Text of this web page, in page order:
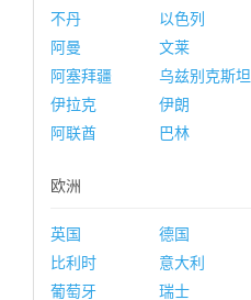
不丹
以色列
阿曼
文莱
阿塞拜疆
乌兹别克斯坦
伊拉克
伊朗
阿联酋
巴林
欧洲
英国 德国
比利时
意大利
葡萄牙
瑞士